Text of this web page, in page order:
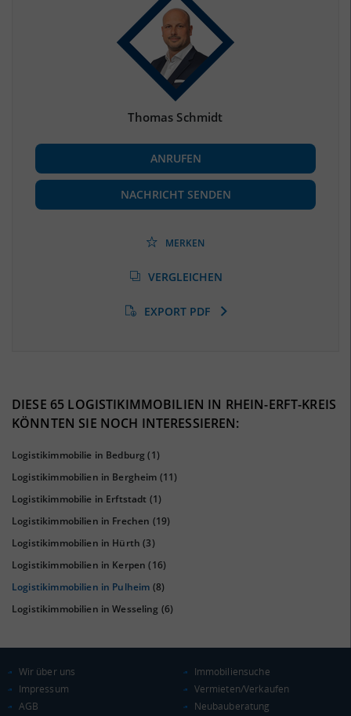
(Landkreis / Kreisfreie Stadt)
BESCHÄFTIGUNG
Beschäftigte
(Landkreis / Kreisfreie Stadt)
184.466
(Landkreis / Kreisfreie Stadt)
(Stand: 01/2020)
Euro pro Kopf
Kaufkraftindex
(Landkreis / Kreisfreie Stadt)
KAUFKRAFT - EURO PRO KOPF
Thomas Schmidt
ANRUFEN
NACHRICHT SENDEN
MERKEN
VERGLEICHEN
EXPORT PDF
DIESE 65 LOGISTIKIMMOBILIEN IN RHEIN-ERFT-KREIS
KÖNNTEN SIE NOCH INTERESSIEREN:
Logistikimmobilie in Bedburg(1)
Logistikimmobilien in Bergheim (11)
Logistikimmobilie in Erftstadt (1)
Logistikimmobilien in Frechen (19)
Logistikimmobilien in Hürth (3)
Logistikimmobilien in Kerpen (16)
Logistikimmobilien in Pulheim (8)
Logistikimmobilien in Wesseling (6)
Wir über uns
Impressum
AGB
Immobiliensuche
Vermieten/Verkaufen
Neubauberatung